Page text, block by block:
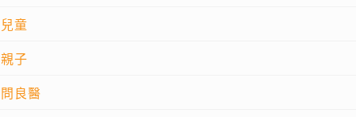
兒童
親子
問良醫